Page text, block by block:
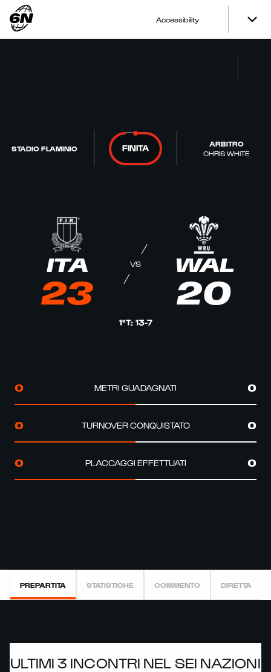
Accessibility
STADIO FLAMINIO FINITA
ARBITRO
CHRIS WHITE
ITA
23
VS WAL
20
1°T: 13-7
0 METRI GUADAGNATI 0
0 TURNOVER CONQUISTATO 0
0 PLACCAGGI EFFETTUATI 0
PREPARTITA STATISTICHE COMMENTO DIRETTA
ULTIMI 3 INCONTRI NEL SEI NAZIONI